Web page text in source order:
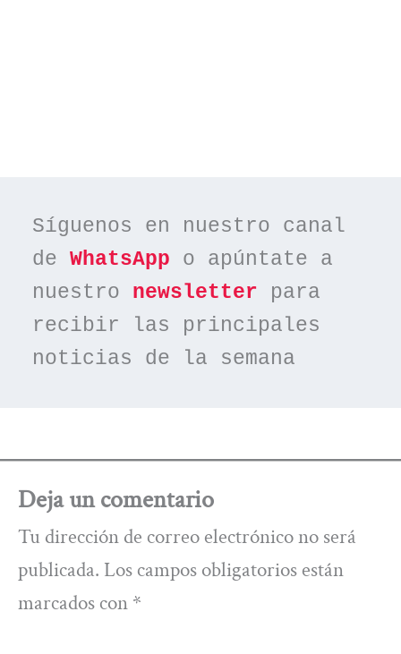
Síguenos en nuestro canal
de WhatsApp o apúntate a
nuestro newsletter para
recibir las principales
noticias de la semana
Deja un comentario
Tu dirección de correo electrónico no será
publicada. Los campos obligatorios están
marcados con *